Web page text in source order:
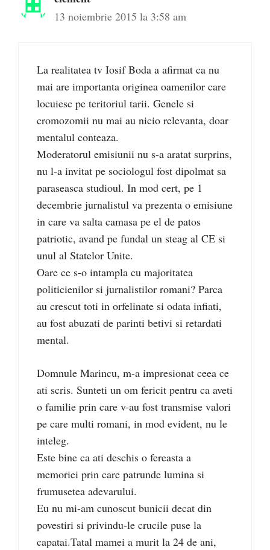
13 noiembrie 2015 la 3:58 am
La realitatea tv Iosif Boda a afirmat ca nu
mai are importanta originea oamenilor care
locuiesc pe teritoriul tarii. Genele si
cromozomii nu mai au nicio relevanta, doar
mentalul conteaza.
Moderatorul emisiunii nu s-a aratat surprins,
nu l-a invitat pe sociologul fost dipolmat sa
paraseasca studioul. In mod cert, pe 1
decembrie jurnalistul va prezenta o emisiune
in care va salta camasa pe el de patos
patriotic, avand pe fundal un steag al CE si
unul al Statelor Unite.
Oare ce s-o intampla cu majoritatea
politicienilor si jurnalistilor romani? Parca
au crescut toti in orfelinate si odata infiati,
au fost abuzati de parinti betivi si retardati
mental.
Domnule Marincu, m-a impresionat ceea ce
ati scris. Sunteti un om fericit pentru ca aveti
o familie prin care v-au fost transmise valori
pe care multi romani, in mod evident, nu le
inteleg.
Este bine ca ati deschis o fereasta a
memoriei prin care patrunde lumina si
frumusetea adevarului.
Eu nu mi-am cunoscut bunicii decat din
povestiri si privindu-le crucile puse la
capatai.Tatal mamei a murit la 24 de ani,